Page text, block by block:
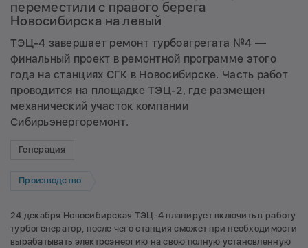
переместили с правого берега
Новосибирска на левый
ТЭЦ-4 завершает ремонт турбоагрегата №4 —
финальный проект в ремонтной программе этого
года на станциях СГК в Новосибирске. Часть работ
проводится на площадке ТЭЦ-2, где размещен
механический участок компании
Сибирьэнергоремонт.
Генерация
Производство
24 декабря Новосибирская ТЭЦ-4 планирует включить в работу
турбогенератор, после чего станция сможет при необходимости
вырабатывать электроэнергию на свою полную установленную